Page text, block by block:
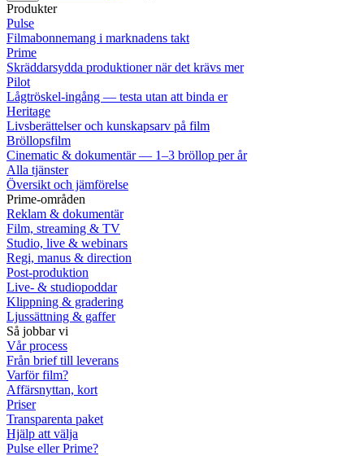
Produkter
Pulse
Filmabonnemang i marknadens takt
Prime
Skräddarsydda produktioner när det krävs mer
Pilot
Lågtröskel-ingång — testa utan att binda er
Heritage
Livsberättelser och kunskapsarv på film
Bröllopsfilm
Cinematic & dokumentär — 1–3 bröllop per år
Alla tjänster
Översikt och jämförelse
Prime-områden
Reklam & dokumentär
Film, streaming & TV
Studio, live & webinars
Regi, manus & direction
Post-produktion
Live- & studiopoddar
Klippning & gradering
Ljussättning & gaffer
Så jobbar vi
Vår process
Från brief till leverans
Varför film?
Affärsnyttan, kort
Priser
Transparenta paket
Hjälp att välja
Pulse eller Prime?